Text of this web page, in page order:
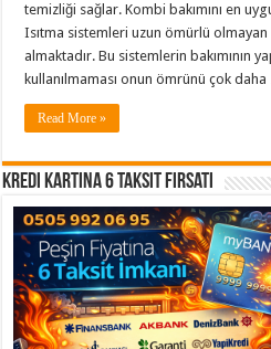
temizliği sağlar. Kombi bakımını en
Isıtma sistemleri uzun ömürlü
almaktadır. Bu sistemlerin bakımının
kullanılmaması onun ömrünü çok
Read More »
Kredi Kartına 6 Taksit Fırsatı